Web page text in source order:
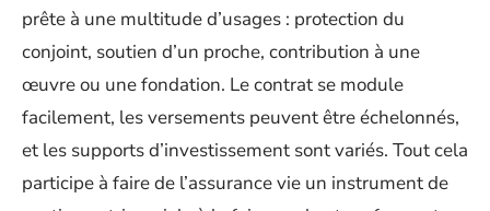
prête à une multitude d’usages : protection du
conjoint, soutien d’un proche, contribution à une
œuvre ou une fondation. Le contrat se module
facilement, les versements peuvent être échelonnés,
et les supports d’investissement sont variés. Tout cela
participe à faire de l’assurance vie un instrument de